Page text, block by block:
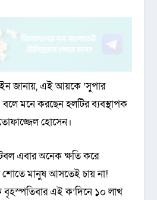
জানায়, এই আয়কে ‌‘সুপার
বলে মনে করছেন হলটির ব্যবস্থাপক
হোসেন।
এবার অনেক ক্ষতি করে
শোতে মানুষ আসতেই চায় না!
বৃহস্পতিবার এই ক’দিনে ১০ লাখ